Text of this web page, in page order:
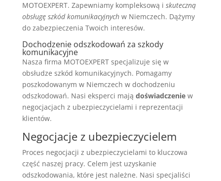
MOTOEXPERT. Zapewniamy kompleksową i skuteczną
obsługę szkód komunikacyjnychw Niemczech. Dążymy
do zabezpieczenia Twoich interesów.
Dochodzenie odszkodowań za szkody
komunikacyjne
Nasza firma MOTOEXPERT specjalizuje się w
obsłudze szkód komunikacyjnych. Pomagamy
poszkodowanym w Niemczech w dochodzeniu
odszkodowań. Nasi eksperci mają doświadczeniew
negocjacjach z ubezpieczycielami i reprezentacji
klientów.
Negocjacje z ubezpieczycielem
Proces negocjacji z ubezpieczycielami to kluczowa
część naszej pracy. Celem jest uzyskanie
odszkodowania, które jest należne. Nasi specjaliści